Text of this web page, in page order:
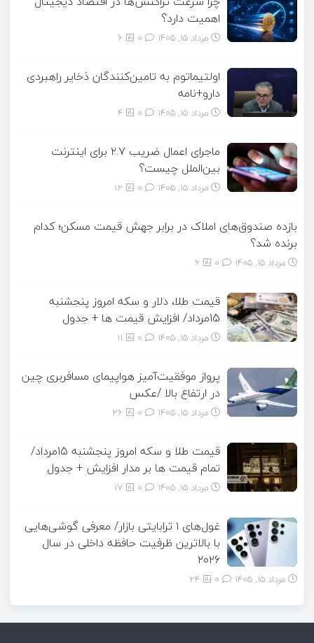
اهمیت دارد؟
مرداد ۱۵, ۱۴۰۵ 6
اولتیماتوم به تامین‌کنندگان ذخایر راهبردی
دارو+نامه
مرداد ۱۵, ۱۴۰۵ 4
ماجرای اعمال ضریب ۲.۷ برای اینترنت
بین‌الملل چیست؟
مرداد ۱۵, ۱۴۰۵ 12
بازده صندوق‌های املاک در برابر جهش قیمت مسکن؛ کدام
برنده شد؟
مرداد ۱۵, ۱۴۰۵ 6
قیمت طلا، دلار و سکه امروز پنجشنبه
15مرداد/ افزایش قیمت ها + جدول
مرداد ۱۵, ۱۴۰۵ 11
پرواز موفقیت‌آمیز هواپیمای مسافربری چین
در ارتفاع بالا /عکس
مرداد ۱۵, ۱۴۰۵ 26
قیمت طلا و سکه امروز پنجشنبه 15مرداد/
تمام قیمت ها بر مدار افزایش + جدول
مرداد ۱۵, ۱۴۰۵ 17
غول‌های ۱ ترابایتی بازار/ معرفی گوشی‌هایی
با بالاترین ظرفیت حافظه داخلی در سال
۲۰۲۶
مرداد ۱۵, ۱۴۰۵ 24